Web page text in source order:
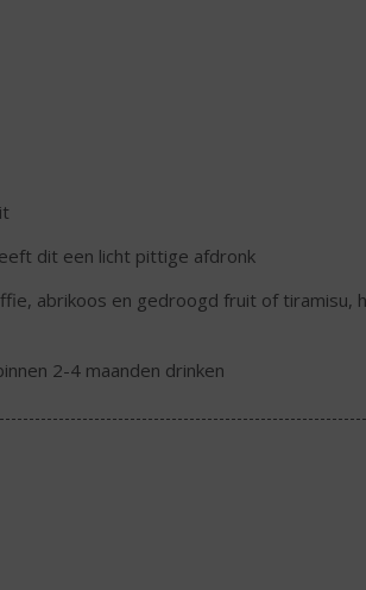
dit een licht pittige afdronk
abrikoos en gedroogd fruit of tiramisu,
2-4 maanden drinken